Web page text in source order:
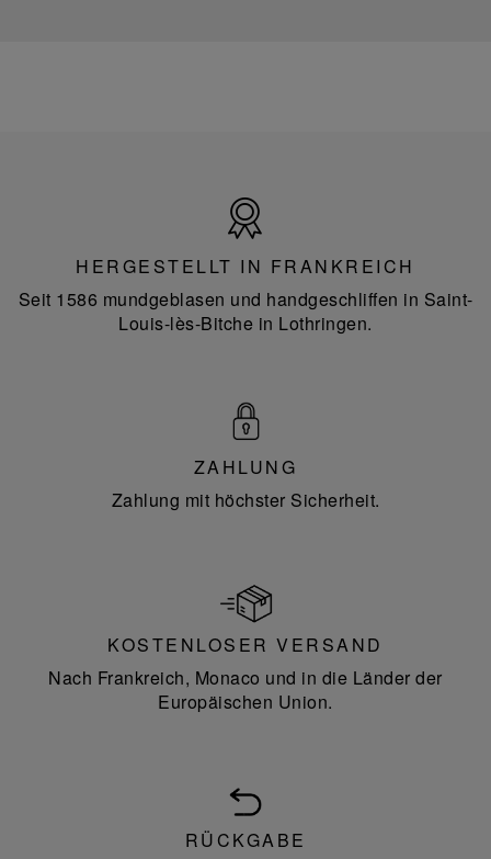
Frankreich
HERGESTELLT IN FRANKREICH
Seit 1586 mundgeblasen und handgeschliffen in Saint-
Louis-lès-Bitche in Lothringen.
ZAHLUNG
Zahlung mit höchster Sicherheit.
KOSTENLOSER VERSAND
Nach Frankreich, Monaco und in die Länder der
Europäischen Union.
RÜCKGABE